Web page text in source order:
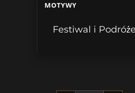
MOTYWY
Festiwal i Podróże